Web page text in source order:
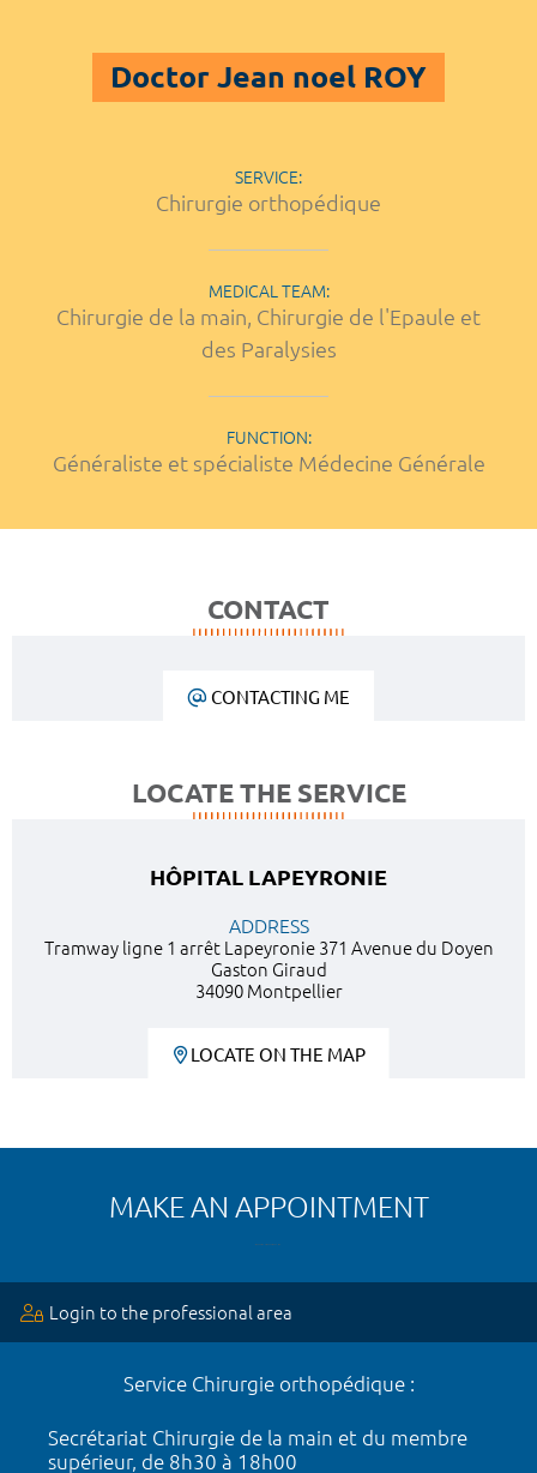
Doctor Jean noel ROY
SERVICE:
Chirurgie orthopédique
MEDICAL TEAM:
Chirurgie de la main, Chirurgie de l'Epaule et
des Paralysies
FUNCTION:
Généraliste et spécialiste Médecine Générale
CONTACT
CONTACTING ME
LOCATE THE SERVICE
HÔPITAL LAPEYRONIE
ADDRESS
Tramway ligne 1 arrêt Lapeyronie 371 Avenue du Doyen
Gaston Giraud
34090 Montpellier
LOCATE ON THE MAP
MAKE AN APPOINTMENT
Login to the professional area
Service Chirurgie orthopédique :
Secrétariat Chirurgie de la main et du membre
supérieur, de 8h30 à 18h00